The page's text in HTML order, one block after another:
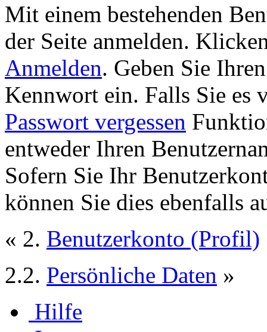
Mit einem bestehenden
der Seite anmelden.
Anmelden. Geben Sie
Kennwort ein. Falls Sie es
Passwort vergessen
entweder Ihren
Sofern Sie Ihr
können Sie dies ebenfalls
« 2. Benutzerkonto (Profil)
2.2. Persönliche Daten »
Hilfe